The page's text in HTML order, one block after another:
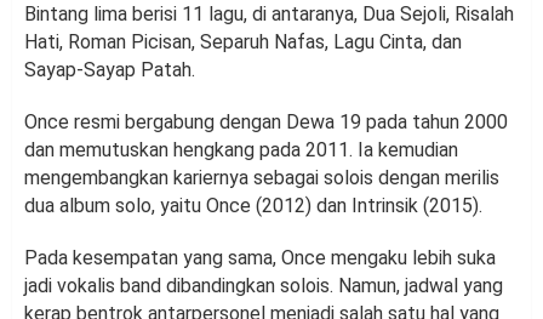
Bintang lima berisi 11 lagu, di antaranya, Dua Sejoli, Risalah
Hati, Roman Picisan, Separuh Nafas, Lagu Cinta, dan
Sayap-Sayap Patah.
Once resmi bergabung dengan Dewa 19 pada tahun 2000
dan memutuskan hengkang pada 2011. Ia kemudian
mengembangkan kariernya sebagai solois dengan merilis
dua album solo, yaitu Once (2012) dan Intrinsik (2015).
Pada kesempatan yang sama, Once mengaku lebih suka
jadi vokalis band dibandingkan solois. Namun, jadwal yang
kerap bentrok antarpersonel menjadi salah satu hal yang